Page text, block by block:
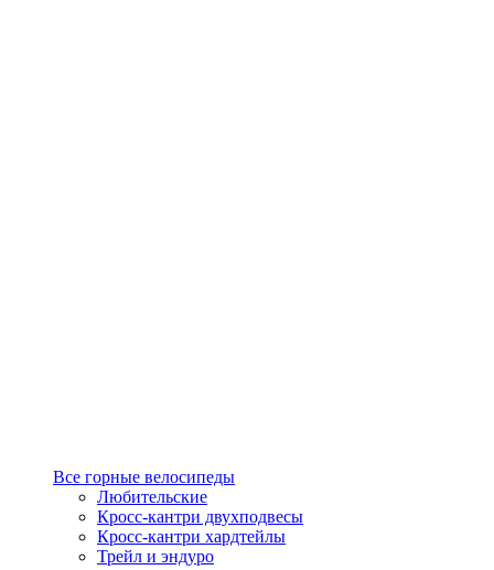
Все горные велосипеды
Любительские
Кросс-кантри двухподвесы
Кросс-кантри хардтейлы
Трейл и эндуро